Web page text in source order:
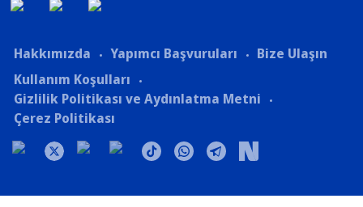
Hakkımızda Yapımcı Başvuruları
Bize Ulaşın
Kullanım Koşulları
Gizlilik Politikası ve Aydınlatma Metni
Çerez Politikası